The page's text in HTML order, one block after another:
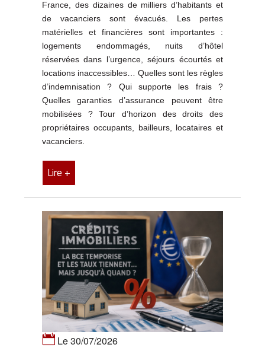
France, des dizaines de milliers d’habitants et
de vacanciers sont évacués. Les pertes
matérielles et financières sont importantes :
logements endommagés, nuits d’hôtel
réservées dans l’urgence, séjours écourtés et
locations inaccessibles… Quelles sont les règles
d’indemnisation ? Qui supporte les frais ?
Quelles garanties d’assurance peuvent être
mobilisées ? Tour d’horizon des droits des
propriétaires occupants, bailleurs, locataires et
vacanciers.
Lire +
Le 30/07/2026